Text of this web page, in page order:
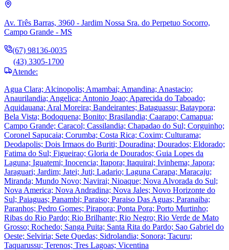
Av. Três Barras, 3960 - Jardim Nossa Sra. do Perpetuo Socorro,
Campo Grande - MS
(67) 98136-0035
(43) 3305-1700
Atende:
Agua Clara; Alcinopolis; Amambai; Amandina; Anastacio;
Anaurilandia; Angelica; Antonio Joao; Aparecida do Taboado;
Aquidauana; Aral Moreira; Bandeirantes; Bataguassu; Bataypora;
Bela Vista; Bodoquena; Bonito; Brasilandia; Caarapo; Camapua;
Campo Grande; Caracol; Cassilandia; Chapadao do Sul; Corguinho;
Coronel Sapucaia; Corumba; Costa Rica; Coxim; Culturama;
Deodapolis; Dois Irmaos do Buriti; Douradina; Dourados; Eldorado;
Fatima do Sul; Figueirao; Gloria de Dourados; Guia Lopes da
Laguna; Iguatemi; Inocencia; Itapora; Itaquirai; Ivinhema; Japora;
Jaraguari; Jardim; Jatei; Juti; Ladario; Laguna Carapa; Maracaju;
Miranda; Mundo Novo; Navirai; Nioaque; Nova Alvorada do Sul;
Nova America; Nova Andradina; Nova Jales; Novo Horizonte do
Sul; Paiaguas; Panambi; Paraiso; Paraiso Das Aguas; Paranaiba;
Paranhos; Pedro Gomes; Pirapora; Ponta Pora; Porto Murtinho;
Ribas do Rio Pardo; Rio Brilhante; Rio Negro; Rio Verde de Mato
Grosso; Rochedo; Sanga Puita; Santa Rita do Pardo; Sao Gabriel do
Oeste; Selviria; Sete Quedas; Sidrolandia; Sonora; Tacuru;
Taquarussu; Terenos; Tres Lagoas; Vicentina